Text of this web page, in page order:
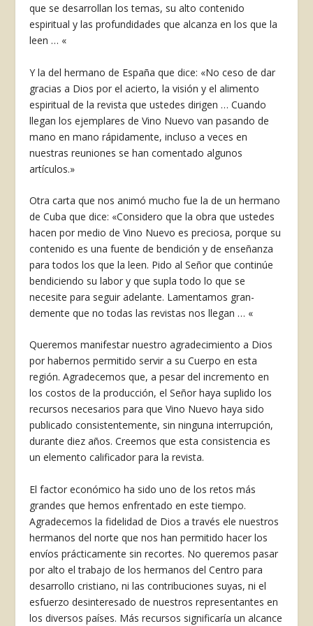
que se desarrollan los temas, su alto contenido
espiritual y las profundida­des que alcanza en los que la
leen … «
Y la del hermano de España que dice: «No ceso de dar
gracias a Dios por el acierto, la visión y el alimento
espiritual de la revista que ustedes dirigen … Cuando
llegan los ejemplares de Vino Nuevo van pasando de
mano en mano rápidamente, incluso a veces en
nuestras reuniones se han comentado algunos
artículos.»
Otra carta que nos animó mucho fue la de un hermano
de Cuba que di­ce: «Considero que la obra que ustedes
hacen por medio de Vino Nuevo es preciosa, porque su
contenido es una fuente de bendición y de enseñanza
para todos los que la leen. Pido al Se­ñor que continúe
bendiciendo su labor y que supla todo lo que se
necesite pa­ra seguir adelante. Lamentamos gran­
demente que no todas las revistas nos llegan … «
Queremos manifestar nuestro agra­decimiento a Dios
por habernos per­mitido servir a su Cuerpo en esta
región. Agradecemos que, a pesar del incre­mento en
los costos de la producción, el Señor haya suplido los
recursos ne­cesarios para que Vino Nuevo haya si­do
publicado consistentemente, sin ninguna interrupción,
durante diez años. Creemos que esta consistencia es
un elemento calificador para la revista.
El factor económico ha sido uno de los retos más
grandes que hemos en­frentado en este tiempo.
Agradecemos la fidelidad de Dios a través ele nuestros
hermanos del norte que nos han per­mitido hacer los
envíos prácticamente sin recortes. No queremos pasar
por alto el trabajo de los hermanos del Centro para
desarrollo cristiano, ni las contribuciones suyas, ni el
esfuerzo de­sinteresado de nuestros representantes en
los diversos países. Más recursos sig­nificaría un alcance